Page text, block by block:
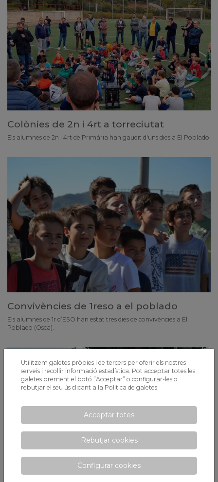
Colònies de 2n i 4rt a torreciutat
Els alumnes de 2n i 4rt de Primària han gaudit d'uns dies a El Poblado.
Convivències de 1reso a el poblado
Els alumnes de 1r d’ESO han estat tres dies de convivències a El
Poblado (Osca).
Utilitzem galetes pròpies i de tercers per oferir els nostres
serveis i recollir informació estadística. Pot acceptar totes les
galetes prement el botó ”Acceptar” o configurar-les o
rebutjar el seu ús clicant a la Política de galetes
Acceptar totes
Rebutjar cookies
Configurar cookies